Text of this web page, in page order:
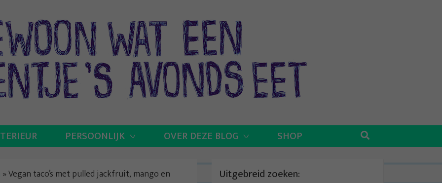
PERSOONLIJK OVER DEZE BLOG SHOP
»Vegan taco’s met pulled jackfruit, mango en
Uitgebreid zoeken: